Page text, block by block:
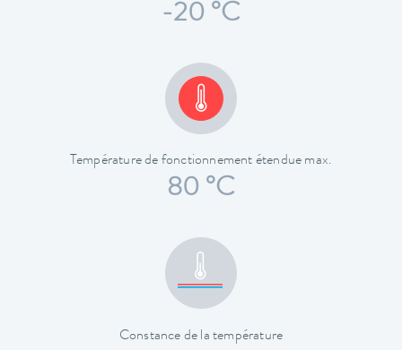
-20 °C
Température de fonctionnement étendue max.
80 °C
Constance de la température